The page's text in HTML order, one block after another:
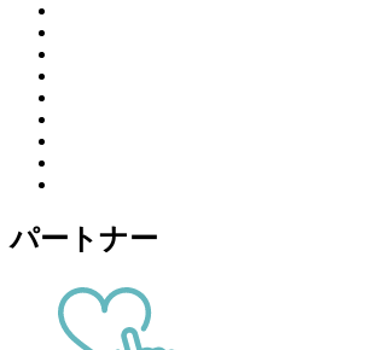
パートナー